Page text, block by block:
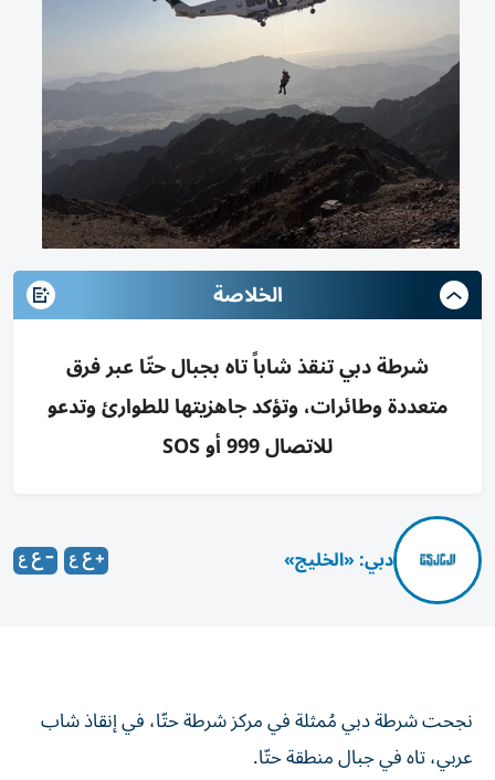
الخلاصة
شرطة دبي تنقذ شاباً تاه بجبال حتّا عبر فرق
متعددة وطائرات، وتؤكد جاهزيتها للطوارئ وتدعو
للاتصال 999 أو SOS
دبي: «الخليج»
نجحت شرطة دبي مُمثلة في مركز شرطة حتّا، في إنقاذ شاب
عربي، تاه في جبال منطقة حتّا.